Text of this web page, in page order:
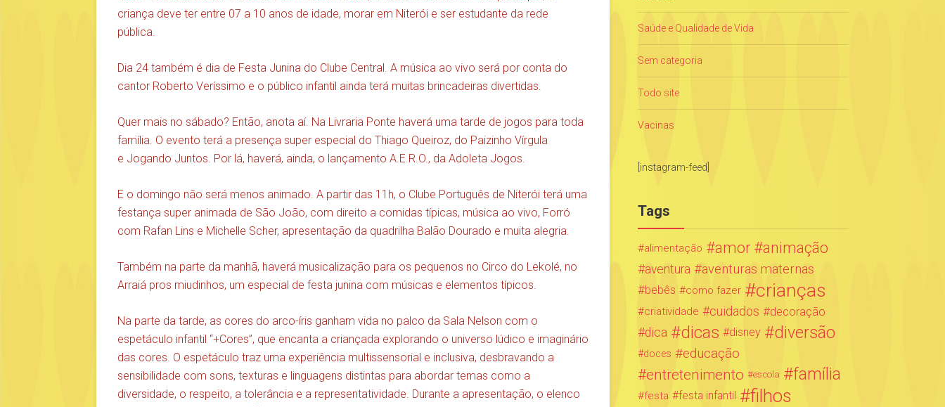
criança deve ter entre 07 a 10 anos de idade, morar em Niterói e ser estudante da rede
pública.
Dia 24 também é dia de Festa Junina do Clube Central. A música ao vivo será por conta do
cantor Roberto Veríssimo e o público infantil ainda terá muitas brincadeiras divertidas.
Quer mais no sábado? Então, anota aí. Na Livraria Ponte haverá uma tarde de jogos para toda
família. O evento terá a presença super especial do Thiago Queiroz, do Paizinho Vírgula
e Jogando Juntos. Por lá, haverá, ainda, o lançamento A.E.R.O., da Adoleta Jogos.
E o domingo não será menos animado. A partir das 11h, o Clube Português de Niterói terá uma
festança super animada de São João, com direito a comidas típicas, música ao vivo, Forró
com Rafan Lins e Michelle Scher, apresentação da quadrilha Balão Dourado e muita alegria.
Também na parte da manhã, haverá musicalização para os pequenos no Circo do Lekolé, no
Arraiá pros miudinhos, um especial de festa junina com músicas e elementos típicos.
Na parte da tarde, as cores do arco-íris ganham vida no palco da Sala Nelson com o
espetáculo infantil “+Cores”, que encanta a criançada explorando o universo lúdico e imaginário
das cores. O espetáculo traz uma experiência multissensorial e inclusiva, desbravando a
sensibilidade com sons, texturas e linguagens distintas para abordar temas como a
diversidade, o respeito, a tolerância e a representatividade. Durante a apresentação, o elenco
Saúde e Qualidade de Vida
Sem categoria
Todo site
Vacinas
[instagram-feed]
Tags
alimentação amor animação
aventura aventuras maternas
bebês como fazer crianças
criatividade cuidados
decoração
dica
dicas disney diversão
doces educação
entretenimento escola família
festa festa infantil filhos